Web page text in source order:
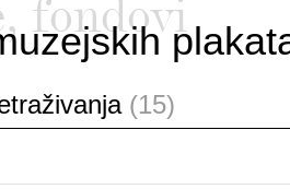
fondovi
(15)